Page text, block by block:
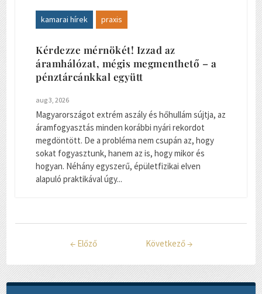
kamarai hírek praxis
Kérdezze mérnökét! Izzad az
áramhálózat, mégis megmenthető – a
pénztárcánkkal együtt
aug 3, 2026
Magyarországot extrém aszály és hőhullám sújtja, az
áramfogyasztás minden korábbi nyári rekordot
megdöntött. De a probléma nem csupán az, hogy
sokat fogyasztunk, hanem az is, hogy mikor és
hogyan. Néhány egyszerű, épületfizikai elven
alapuló praktikával úgy...
← Előző Következő→